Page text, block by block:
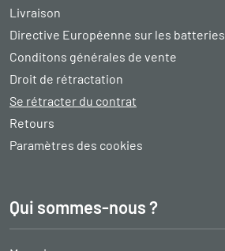
Livraison
Directive Européenne sur les batteries
Conditons générales de vente
Droit de rétractation
Se rétracter du contrat
Retours
Paramètres des cookies
Qui sommes-nous ?